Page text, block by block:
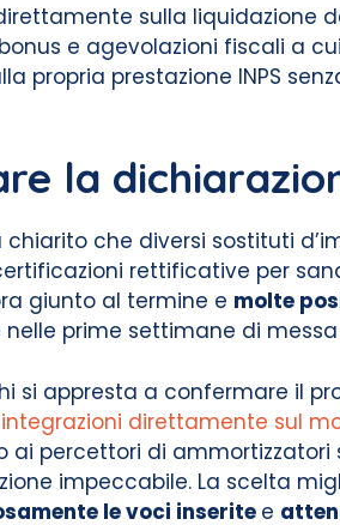
sulla liquidazione
e agevolazioni fiscali a
propria prestazione INPS
la
che diversi sostituti
rettificative per
giunto al termine e molte
prime settimane di
si appresta a confermare il
direttamente sul
percettori di
impeccabile. La scelta
le voci inserite e